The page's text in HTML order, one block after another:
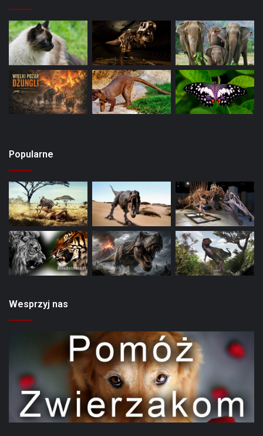
Popularne
Wesprzyj nas